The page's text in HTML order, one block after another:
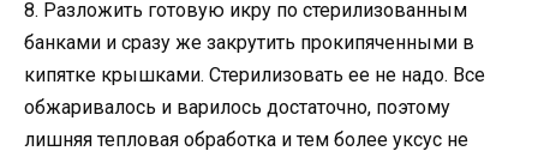
8. Разложить готовую икру по стерилизованным
банками и сразу же закрутить прокипяченными в
кипятке крышками. Стерилизовать ее не надо. Все
обжаривалось и варилось достаточно, поэтому
лишняя тепловая обработка и тем более уксус не